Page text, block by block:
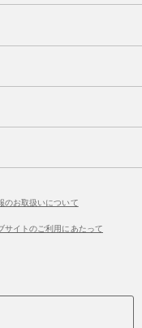
のお取扱いについて
サイトのご利用にあたって